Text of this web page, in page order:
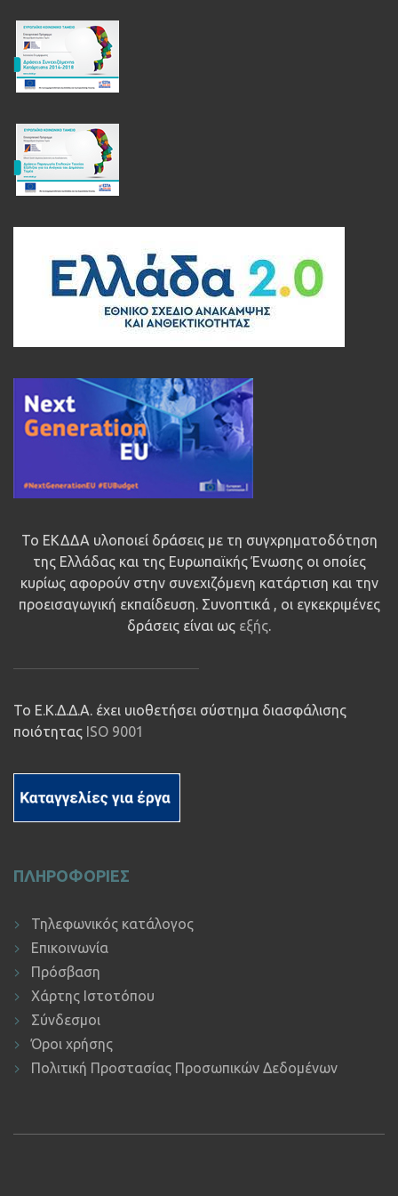
Το ΕΚΔΔΑ υλοποιεί δράσεις με τη συγχρηματοδότηση
της Ελλάδας και της Ευρωπαϊκής Ένωσης οι οποίες
κυρίως αφορούν στην συνεχιζόμενη κατάρτιση και την
προεισαγωγική εκπαίδευση. Συνοπτικά , οι εγκεκριμένες
δράσεις είναι ως εξής.
Το Ε.Κ.Δ.Δ.Α. έχει υιοθετήσει σύστημα διασφάλισης
ποιότητας ISO 9001
ΠΛΗΡΟΦΟΡΙΕΣ
Τηλεφωνικός κατάλογος
Επικοινωνία
Πρόσβαση
Χάρτης Ιστοτόπου
Σύνδεσμοι
Όροι χρήσης
Πολιτική Προστασίας Προσωπικών Δεδομένων